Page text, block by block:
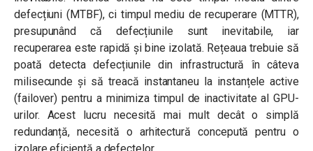
defecțiuni (MTBF), ci timpul mediu de recuperare (MTTR),
presupunând că defecțiunile sunt inevitabile, iar
recuperarea este rapidă și bine izolată. Rețeaua trebuie să
poată detecta defecțiunile din infrastructură în câteva
milisecunde și să treacă instantaneu la instanțele active
(failover) pentru a minimiza timpul de inactivitate al GPU-
urilor. Acest lucru necesită mai mult decât o simplă
redundanță, necesită o arhitectură concepută pentru o